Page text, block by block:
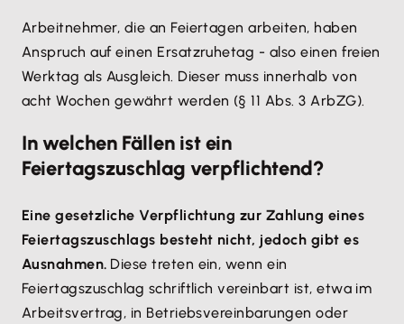
Arbeitnehmer, die an Feiertagen arbeiten, haben
Anspruch auf einen Ersatzruhetag - also einen freien
Werktag als Ausgleich. Dieser muss innerhalb von
acht Wochen gewährt werden (§ 11 Abs. 3 ArbZG).
In welchen Fällen ist ein
Feiertagszuschlag verpflichtend?
Eine gesetzliche Verpflichtung zur Zahlung eines
Feiertagszuschlags besteht nicht, jedoch gibt es
Ausnahmen. Diese treten ein, wenn ein
Feiertagszuschlag schriftlich vereinbart ist, etwa im
Arbeitsvertrag, in Betriebsvereinbarungen oder